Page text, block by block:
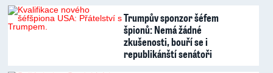
Trumpův sponzor šéfem
špionů: Nemá žádné
zkušenosti, bouří se i
republikánští senátoři